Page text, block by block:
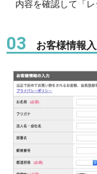
内容を確認して「
03 お客様情報